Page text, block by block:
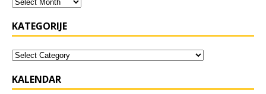
KATEGORIJE
KALENDAR